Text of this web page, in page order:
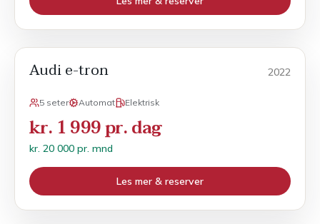
POPULÆR
Audi e-tron 2022
5 seter Automat Elektrisk
kr. 1 999 pr. dag
kr. 20 000 pr. mnd
Les mer & reserver